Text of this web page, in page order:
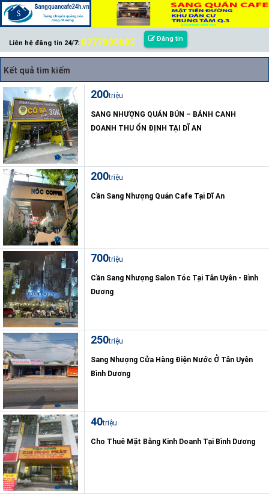
Liên hệ đăng tin 24/7: 0777085085 Đăng tin
Kết quả tìm kiếm
200triệu
SANG NHƯỢNG QUÁN BÚN – BÁNH CANH
DOANH THU ỔN ĐỊNH TẠI DĨ AN
200triệu
Cần Sang Nhượng Quán Cafe Tại Dĩ An
700triệu
Cần Sang Nhượng Salon Tóc Tại Tân Uyên - Bình
Dương
250triệu
Sang Nhượng Cửa Hàng Điện Nước Ở Tân Uyên
Bình Dương
40triệu
Cho Thuê Mặt Bằng Kinh Doanh Tại Bình Dương